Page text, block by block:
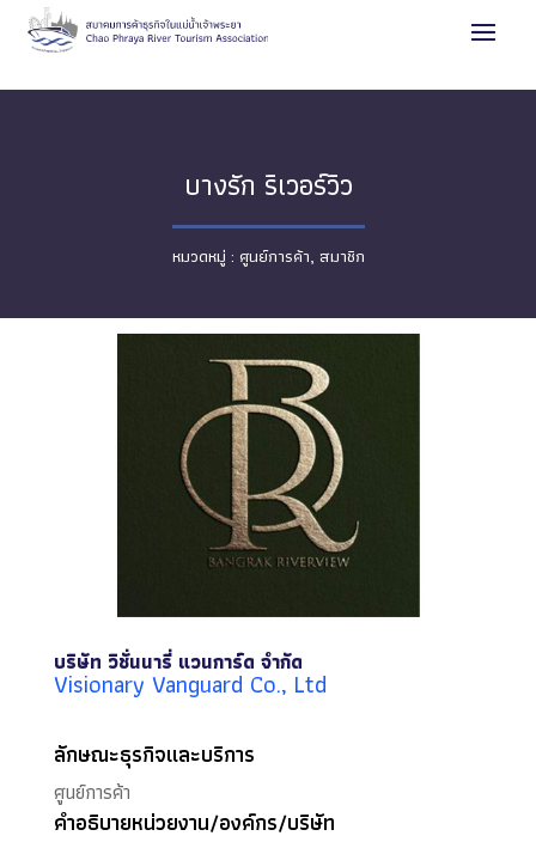
บางรัก ริเวอร์วิว
ศูนย์การค้า, สมาชิก
บริษัท วิชั่นนารี่ แวนการ์ด จำกัด
Visionary Vanguard Co., Ltd
ลักษณะธุรกิจและบริการ
ศูนย์การค้า
คำอธิบายหน่วยงาน/องค์กร/บริษัท